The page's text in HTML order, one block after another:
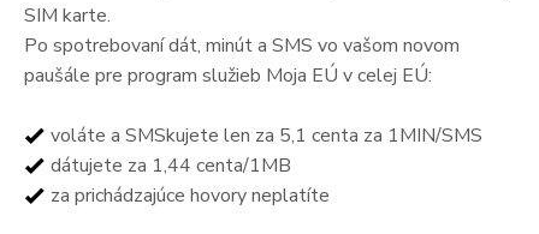
SIM karte.
Po spotrebovaní dát, minút a SMS vo vašom novom
paušále pre program služieb Moja EÚ v celej EÚ:
voláte a SMSkujete len za 5,1 centa za 1MIN/SMS
dátujete za 1,44 centa/1MB
za prichádzajúce hovory neplatíte